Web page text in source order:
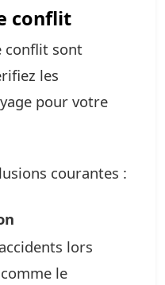
conflit
conflit sont
les
pour votre
courantes :
lors
le